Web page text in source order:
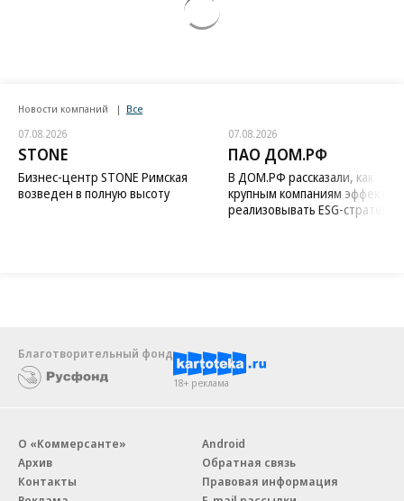
Новости компаний Все
07.08.2026
STONE
Бизнес-центр STONE Римская
возведен в полную высоту
07.08.2026
ПАО ДОМ.РФ
В ДОМ.РФ рассказали, как
крупным компаниям
реализовывать ESG-стратегию
Благотворительный фонд
18+ реклама
О «Коммерсанте»
Архив
Контакты
Android
Обратная связь
Правовая информация